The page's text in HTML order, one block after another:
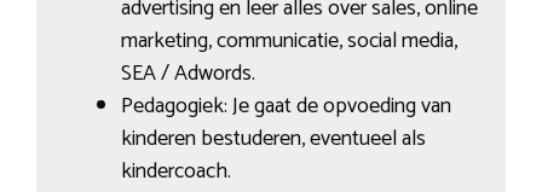
advertising en leer alles over sales, online
marketing, communicatie, social media,
SEA / Adwords.
Pedagogiek: Je gaat de opvoeding van
kinderen bestuderen, eventueel als
kindercoach.